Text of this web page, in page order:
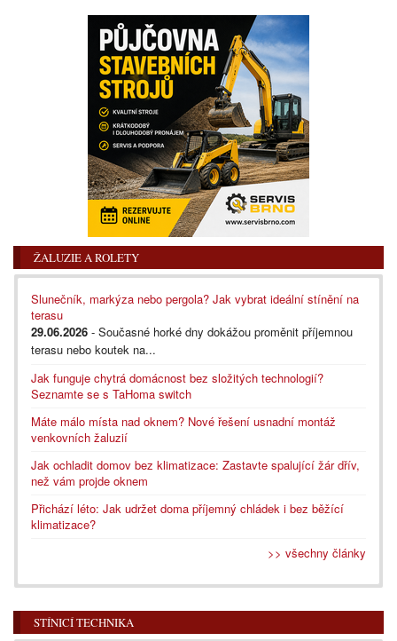
ŽALUZIE A ROLETY
Slunečník, markýza nebo pergola? Jak vybrat ideální stínění na
terasu
29.06.2026 - Současné horké dny dokážou proměnit příjemnou
terasu nebo koutek na...
Jak funguje chytrá domácnost bez složitých technologií?
Seznamte se s TaHoma switch
Máte málo místa nad oknem? Nové řešení usnadní montáž
venkovních žaluzií
Jak ochladit domov bez klimatizace: Zastavte spalující žár dřív,
než vám projde oknem
Přichází léto: Jak udržet doma příjemný chládek i bez běžící
klimatizace?
>> všechny články
STÍNICÍ TECHNIKA